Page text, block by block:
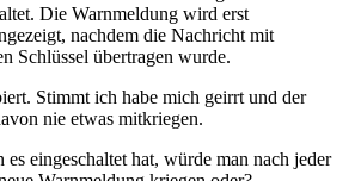
Die Warnmeldung wird erst
nachdem die Nachricht mit
Schlüssel übertragen wurde.
Stimmt ich habe mich geirrt und der
nie etwas mitkriegen.
es eingeschaltet hat, würde man nach jeder